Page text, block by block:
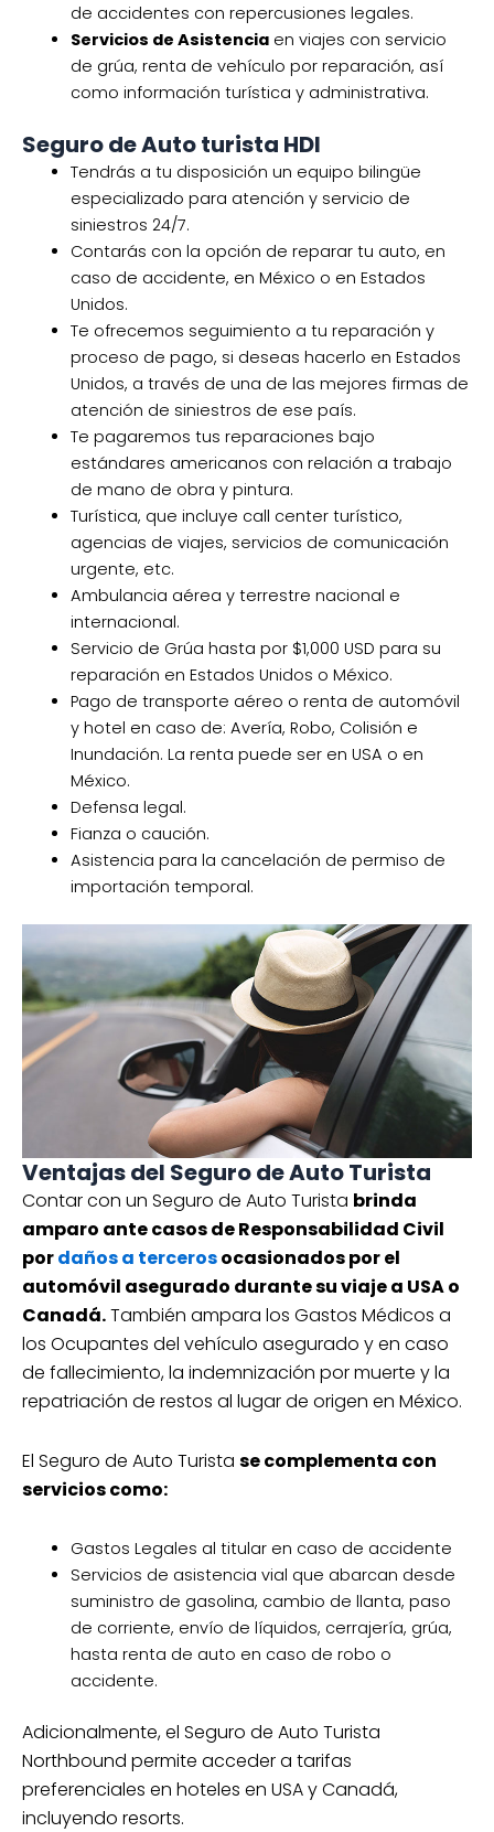
de accidentes con repercusiones legales.
Servicios de Asistenciaen viajes con servicio
de grúa, renta de vehículo por reparación, así
como información turística y administrativa.
Seguro de Auto turista HDI
Tendrás a tu disposición un equipo bilingüe
especializado para atención y servicio de
siniestros 24/7.
Contarás con la opción de reparar tu auto, en
caso de accidente, en México o en Estados
Unidos.
Te ofrecemos seguimiento a tu reparación y
proceso de pago, si deseas hacerlo en Estados
Unidos, a través de una de las mejores firmas de
atención de siniestros de ese país.
Te pagaremos tus reparaciones bajo
estándares americanos con relación a trabajo
de mano de obra y pintura.
Turística, que incluye call center turístico,
agencias de viajes, servicios de comunicación
urgente, etc.
Ambulancia aérea y terrestre nacional e
internacional.
Servicio de Grúa hasta por $1,000 USD para su
reparación en Estados Unidos o México.
Pago de transporte aéreo o renta de automóvil
y hotel en caso de: Avería, Robo, Colisión e
Inundación. La renta puede ser en USA o en
México.
Defensa legal.
Fianza o caución.
Asistencia para la cancelación de permiso de
importación temporal.
Ventajas del Seguro de Auto Turista
Contar con un Seguro de Auto Turista brinda
amparo ante casos de Responsabilidad Civil
pordaños a tercerosocasionados por el
automóvil asegurado durante su viaje a USA o
Canadá.También ampara los Gastos Médicos a
los Ocupantes del vehículo asegurado y en caso
de fallecimiento, la indemnización por muerte y la
repatriación de restos al lugar de origen en México.
El Seguro de Auto Turista se complementa con
servicios como:
Gastos Legales al titular en caso de accidente
Servicios de asistencia vial que abarcan desde
suministro de gasolina, cambio de llanta, paso
de corriente, envío de líquidos, cerrajería, grúa,
hasta renta de auto en caso de robo o
accidente.
Adicionalmente, el Seguro de Auto Turista
Northbound permite acceder a tarifas
preferenciales en hoteles en USA y Canadá,
incluyendo resorts.